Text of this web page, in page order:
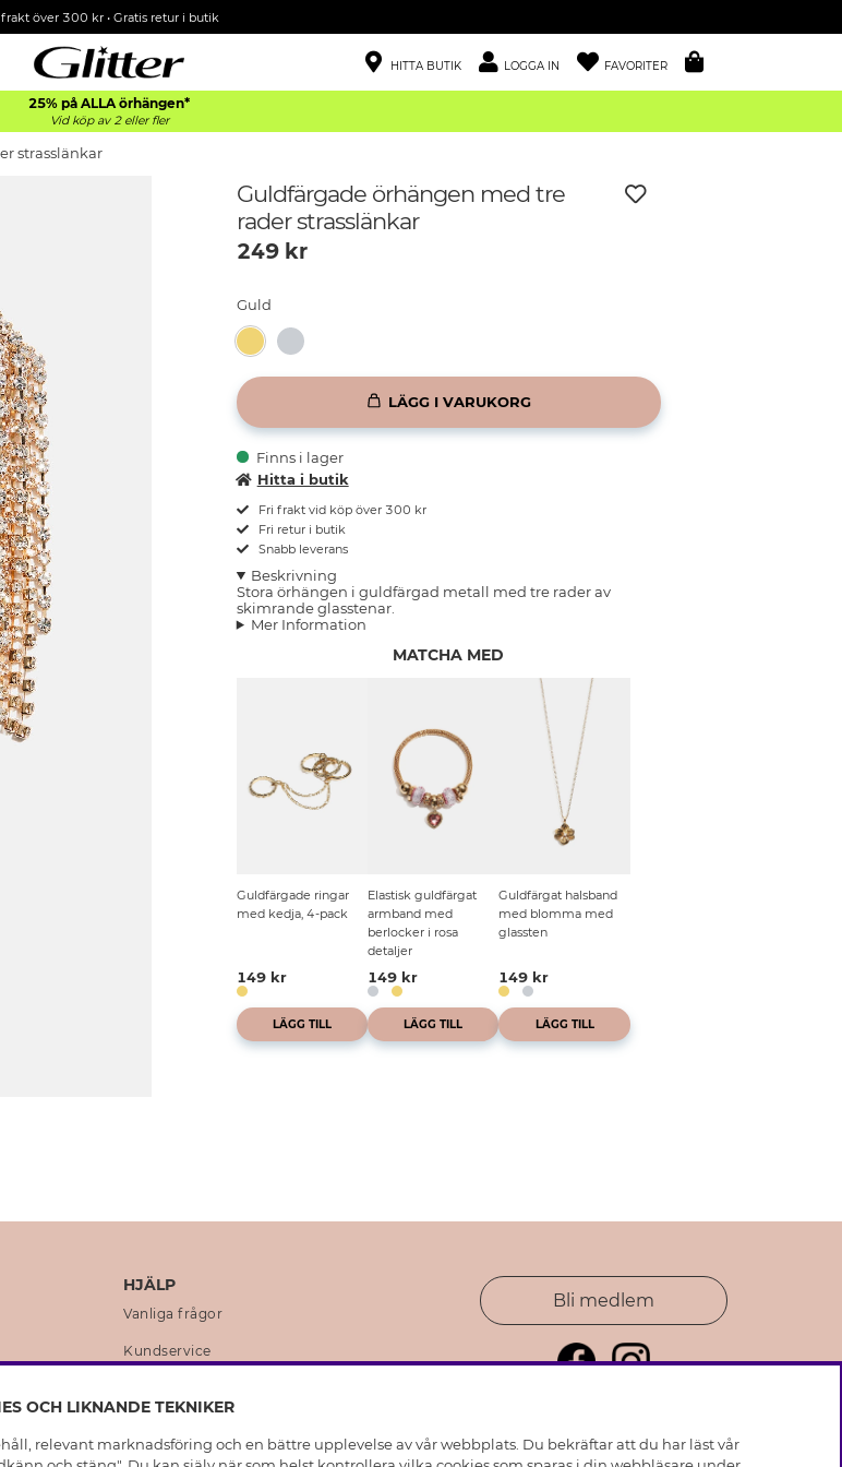
frakt över 300 kr• Gratis retur i butik
HITTA BUTIK LOGGA IN FAVORITER
25% på ALLA örhängen*
Vid köp av 2 eller fler
strasslänkar
Guldfärgade örhängen med tre
rader strasslänkar
249kr
Guld
LÄGG I VARUKORG
Finns i lager
Hitta i butik
Fri frakt vid köp över 300 kr
Fri retur i butik
Snabb leverans
Beskrivning
Stora örhängen i guldfärgad metall med tre rader av
skimrande glasstenar.
Mer Information
MATCHA MED
Guldfärgade ringar
med kedja, 4-pack
149 kr
LÄGG TILL
Elastisk guldfärgat
armband med
berlocker i rosa
detaljer
149 kr
LÄGG TILL
Guldfärgat halsband
med blomma med
glassten
149 kr
LÄGG TILL
HJÄLP
Vanliga frågor
Kundservice
Skötselråd skinnhandskar
Bli medlem
OCH LIKNANDE TEKNIKER
relevant marknadsföring och en bättre upplevelse av vår webbplats. Du bekräftar att du har läst vår